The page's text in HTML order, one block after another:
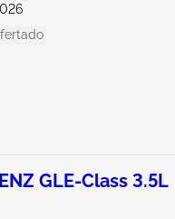
GLE-Class 3.5L